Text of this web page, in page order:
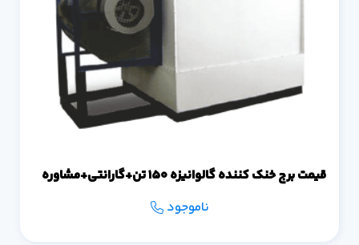
قیمت برج خنک کننده گالوانیزه 150 تن+گارانتی+مشاوره
ناموجود